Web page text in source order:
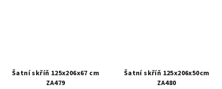
Šatní skříň 125x206x67 cm
ZA479
Šatní skříň 125x206x50cm
ZA480